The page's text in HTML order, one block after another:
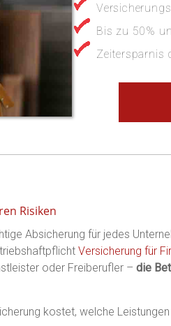
Bis zu 50%
Zeitersparnis
Risiken
Absicherung für jedes
Versicherung für
oder Freiberufler – die
kostet, welche